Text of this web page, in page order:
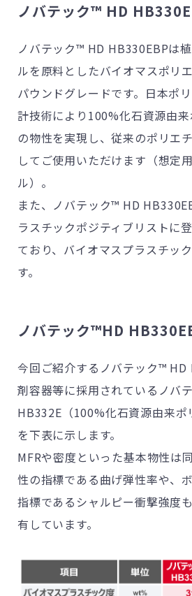
ノバテック™ HD
ノバテック™ HD HB330EBPは
ルを原料としたバイオマスポリ
パウンドグレードです。日本ポ
計技術により100%化石資源由
の物性を実現し、従来のポリエ
してご使用いただけます（想定
ル）。
また、ノバテック™ HD
ラスチックポジティブリストに
ており、バイオマスプラスチッ
す。
ノバテック™HD
今回ご紹介するノバテック™ HD
剤容器等に採用されているノバ
HB332E（100%化石資源由来ポ
を下表に示します。
MFRや密度といった基本物性は
性の指標である曲げ弾性率や、
指標であるシャルピー衝撃強度
有しています。